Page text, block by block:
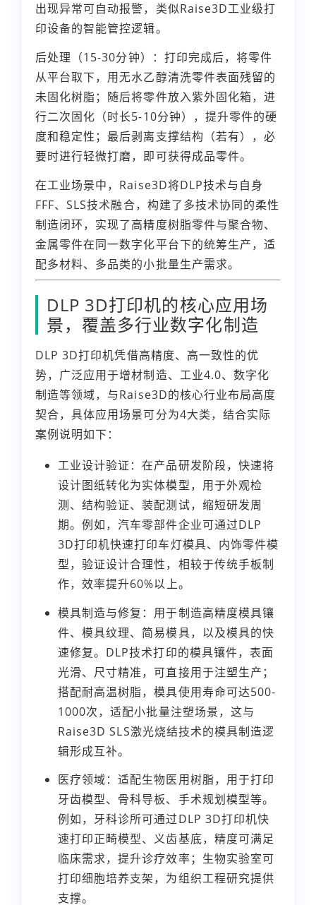
出现异常可自动报警，类似Raise3D工业级打
印设备的智能管控逻辑。
后处理（15-30分钟）：打印完成后，将零件
从平台取下，用无水乙醇清洗零件表面残留的
未固化树脂；随后将零件放入紫外固化箱，进
行二次固化（时长5-10分钟），提升零件的硬
度和稳定性；最后剥离支撑结构（若有），必
要时进行轻微打磨，即可获得成品零件。
在工业场景中，Raise3D将DLP技术与自身
FFF、SLS技术融合，构建了多技术协同的柔性
制造闭环，实现了高精度树脂零件与聚合物、
金属零件在同一数字化平台下的统筹生产，适
配多材料、多品类的小批量生产需求。
DLP 3D打印机的核心应用场
景，覆盖多行业数字化制造
DLP 3D打印机凭借高精度、高一致性的优
势，广泛应用于增材制造、工业4.0、数字化
制造等领域，与Raise3D的核心行业布局高度
契合，具体应用场景可分为4大类，结合实际
案例说明如下：
工业设计验证：在产品研发阶段，快速将
设计图纸转化为实体模型，用于外观检
测、结构验证、装配测试，缩短研发周
期。例如，汽车零部件企业可通过DLP
3D打印机快速打印车灯模具、内饰零件模
型，验证设计合理性，相较于传统手板制
作，效率提升60%以上。
模具制造与修复：用于制造高精度模具镶
件、模具纹理、简易模具，以及模具的快
速修复。DLP技术打印的模具镶件，表面
光滑、尺寸精准，可直接用于注塑生产；
搭配耐高温树脂，模具使用寿命可达500-
1000次，适配小批量注塑场景，这与
Raise3D SLS激光烧结技术的模具制造逻
辑形成互补。
医疗领域：适配生物医用树脂，用于打印
牙齿模型、骨科导板、手术规划模型等。
例如，牙科诊所可通过DLP 3D打印机快
速打印正畸模型、义齿基底，精度可满足
临床需求，提升诊疗效率；生物实验室可
打印细胞培养支架，为组织工程研究提供
支撑。